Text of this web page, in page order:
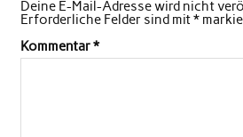
Deine E-Mail-Adresse wird nicht
Erforderliche Felder sind mit*
Kommentar*